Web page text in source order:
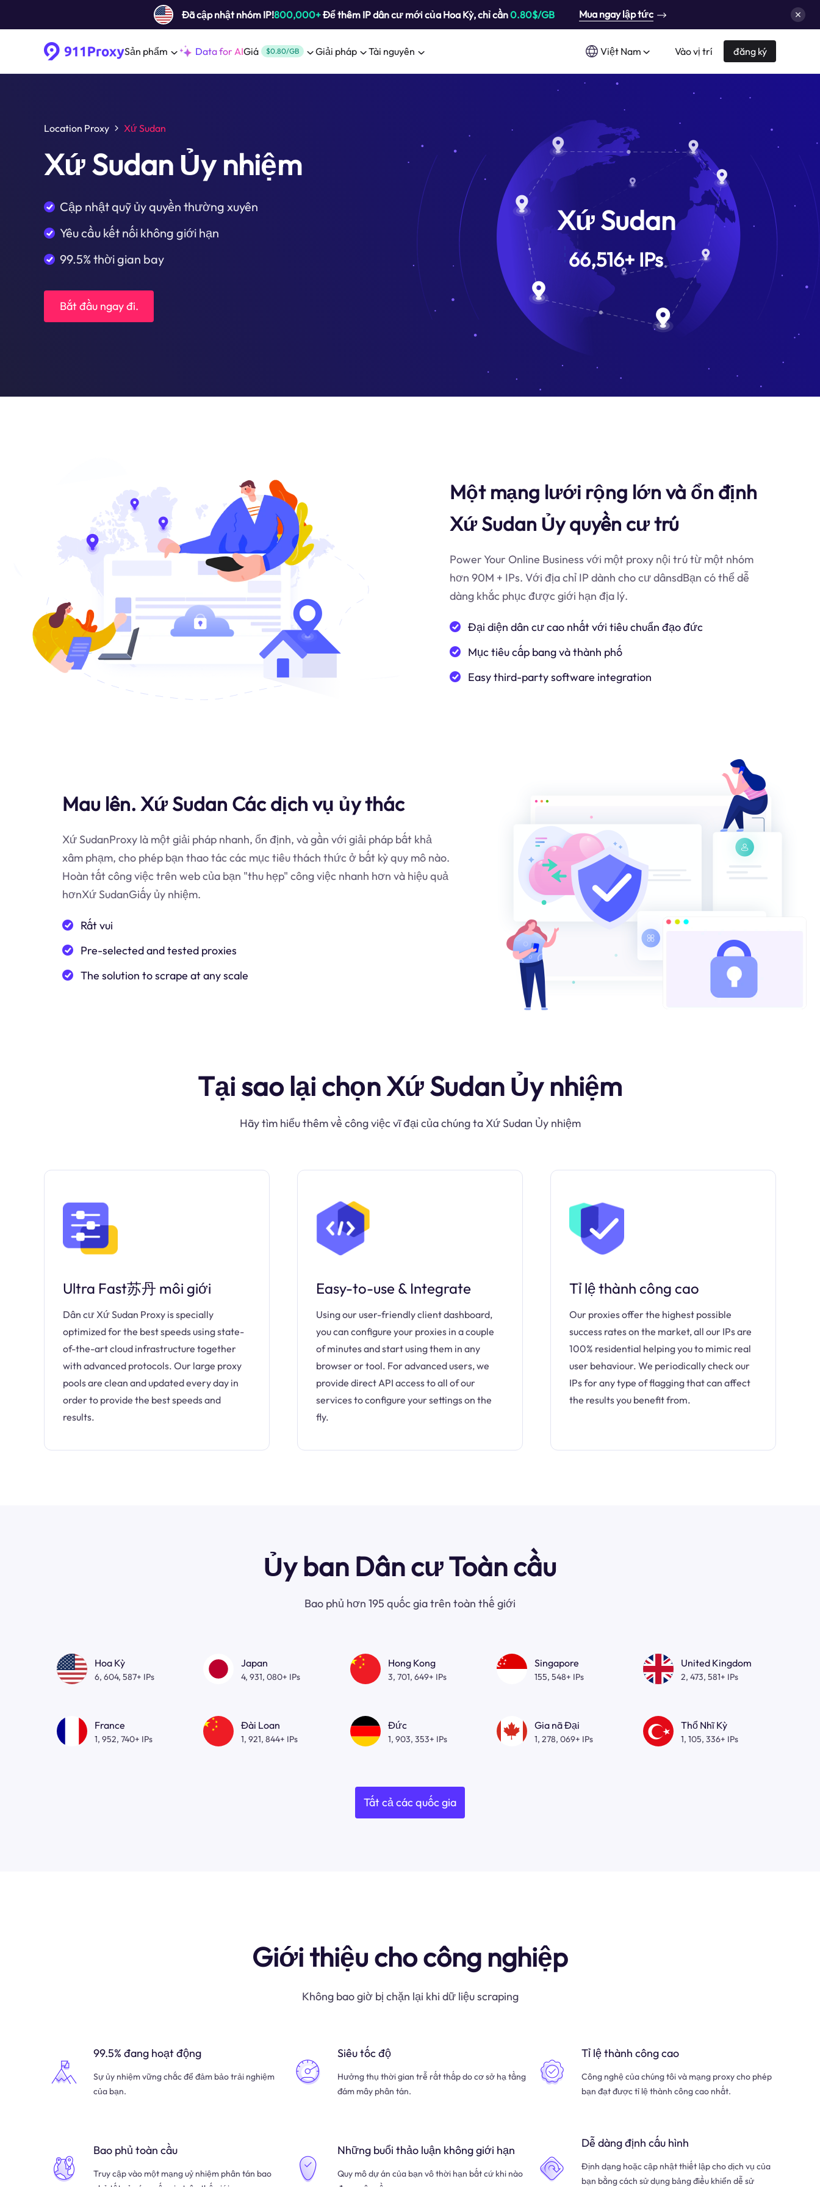
Đã cập nhật nhóm IP!800,000+Để thêm IP dân cư mới của Hoa Kỳ, chỉ cần0.80$/GB Mua ngay lập tức
Sản phẩm Data for AIGiá $0.80/GB Giải pháp Tài nguyên Việt Nam Vào vị trí đăng ký
Location Proxy Xứ Sudan
Xứ Sudan Ủy nhiệm
Cập nhật quỹ ủy quyền thường xuyên
Yêu cầu kết nối không giới hạn
99.5% thời gian bay
Bắt đầu ngay đi.
Xứ Sudan
66,516+ IPs
Một mạng lưới rộng lớn và ổn định
Xứ Sudan Ủy quyền cư trú
Power Your Online Business với một proxy nội trú từ một nhóm
hơn 90M + IPs. Với địa chỉ IP dành cho cư dânsdBạn có thể dễ
dàng khắc phục được giới hạn địa lý.
Đại diện dân cư cao nhất với tiêu chuẩn đạo đức
Mục tiêu cấp bang và thành phố
Easy third-party software integration
Mau lên. Xứ Sudan Các dịch vụ ủy thác
Xứ SudanProxy là một giải pháp nhanh, ổn định, và gần với giải pháp bất khả
xâm phạm, cho phép bạn thao tác các mục tiêu thách thức ở bất kỳ quy mô nào.
Hoàn tất công việc trên web của bạn "thu hẹp" công việc nhanh hơn và hiệu quả
hơnXứ SudanGiấy ủy nhiệm.
Rất vui
Pre-selected and tested proxies
The solution to scrape at any scale
Tại sao lại chọn Xứ Sudan Ủy nhiệm
Hãy tìm hiểu thêm về công việc vĩ đại của chúng ta Xứ Sudan Ủy nhiệm
Ultra Fast苏丹 môi giới
Dân cư Xứ Sudan Proxy is specially
optimized for the best speeds using state-
of-the-art cloud infrastructure together
with advanced protocols. Our large proxy
pools are clean and updated every day in
order to provide the best speeds and
results.
Easy-to-use & Integrate
Using our user-friendly client dashboard,
you can configure your proxies in a couple
of minutes and start using them in any
browser or tool. For advanced users, we
provide direct API access to all of our
services to configure your settings on the
fly.
Tỉ lệ thành công cao
Our proxies offer the highest possible
success rates on the market, all our IPs are
100% residential helping you to mimic real
user behaviour. We periodically check our
IPs for any type of flagging that can affect
the results you benefit from.
Ủy ban Dân cư Toàn cầu
Bao phủ hơn 195 quốc gia trên toàn thế giới
Hoa Kỳ
6, 604, 587+ IPs
Japan
4, 931, 080+ IPs
Hong Kong
3, 701, 649+ IPs
Singapore
155, 548+ IPs
United Kingdom
2, 473, 581+ IPs
France
1, 952, 740+ IPs
Đài Loan
1, 921, 844+ IPs
Đức
1, 903, 353+ IPs
Gia nã Đại
1, 278, 069+ IPs
Thổ Nhĩ Kỳ
1, 105, 336+ IPs
Tất cả các quốc gia
Giới thiệu cho công nghiệp
Không bao giờ bị chặn lại khi dữ liệu scraping
99.5% đang hoạt động
Sự ủy nhiệm vững chắc để đảm bảo trải nghiệm
của bạn.
Siêu tốc độ
Hưởng thụ thời gian trễ rất thấp do cơ sở hạ tầng
đám mây phân tán.
Tỉ lệ thành công cao
Công nghệ của chúng tôi và mạng proxy cho phép
bạn đạt được tỉ lệ thành công cao nhất.
Bao phủ toàn cầu
Truy cập vào một mạng uỷ nhiệm phân tán bao
Những buổi thảo luận không giới hạn
Quy mô dự án của bạn vô thời hạn bất cứ khi nào
Dễ dàng định cấu hình
Định dạng hoặc cập nhật thiết lập cho dịch vụ của
bạn bằng cách sử dụng bảng điều khiển dễ sử